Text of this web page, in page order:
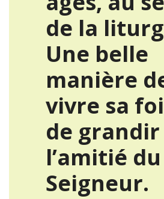
de la
Une belle
manière
vivre sa
de grandir
l’amitié du
Seigneur.